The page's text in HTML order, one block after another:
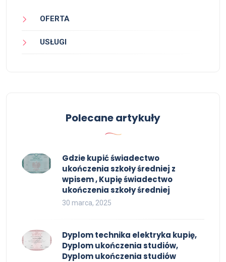
OFERTA
USŁUGI
Polecane artykuły
Gdzie kupić świadectwo
ukończenia szkoły średniej z
wpisem , Kupię świadectwo
ukończenia szkoły średniej
30 marca, 2025
Dyplom technika elektryka kupię,
Dyplom ukończenia studiów,
Dyplom ukończenia studiów